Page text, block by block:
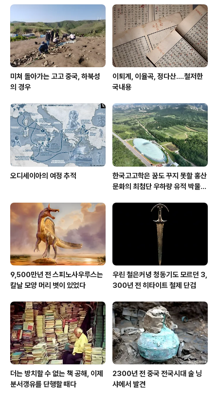
세월 속에서 인천이 고향인 나는 여러 가지 일을 벌일 수 있
었는데 서울에 있던 친구들이 그만큼 인천을 위해 봉사하
였으면 되었지 그만 올라와서 전국적인 바탕에서 일을하고
미술 평론가로서의 길을 ..
미쳐 돌아가는 고고 중국, 하북성
의 경우
이퇴계, 이율곡, 정다산....철저한
국내용
오디세이아의 여정 추적
한국고고학은 꿈도 꾸지 못할 홍산
문화의 최첨단 우하량 유적 박물관
9,500만년 전 스피노사우루스는
칼날 모양 머리 볏이 있었다
우린 철은커녕 청동기도 모르던 3,
300년 전 히타이트 철제 단검
더는 방치할 수 없는 책 공해, 이제
분서갱유를 단행할 때다
2300년 전 중국 전국시대 술 닝
샤에서 발견